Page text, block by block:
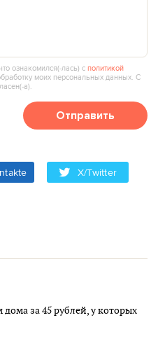
ознакомился(‑лась) сполитикой
моих персональных данных. С
Отправить
X/Twitter